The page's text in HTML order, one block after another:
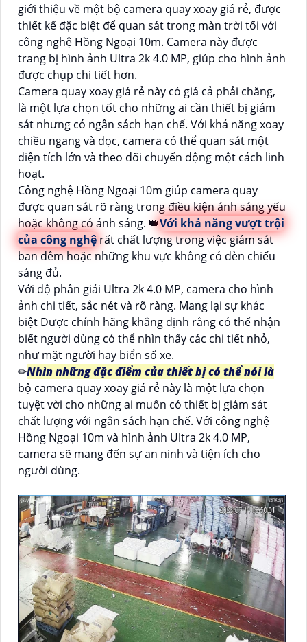
giới thiệu về một bộ camera quay xoay giá rẻ, được
thiết kế đặc biệt để quan sát trong màn trời tối với
công nghệ Hồng Ngoại 10m. Camera này được
trang bị hình ảnh Ultra 2k 4.0 MP, giúp cho hình ảnh
được chụp chi tiết hơn.
Camera quay xoay giá rẻ này có giá cả phải chăng,
là một lựa chọn tốt cho những ai cần thiết bị giám
sát nhưng có ngân sách hạn chế. Với khả năng xoay
chiều ngang và dọc, camera có thể quan sát một
diện tích lớn và theo dõi chuyển động một cách linh
hoạt.
Công nghệ Hồng Ngoại 10m giúp camera quay
được quan sát rõ ràng trong điều kiện ánh sáng yếu
hoặc không có ánh sáng. 👑Với khả năng vượt trội
của công nghệ rất chất lượng trong việc giám sát
ban đêm hoặc những khu vực không có đèn chiếu
sáng đủ.
Với độ phân giải Ultra 2k 4.0 MP, camera cho hình
ảnh chi tiết, sắc nét và rõ ràng. Mang lại sự khác
biệt Dược chính hãng khẳng định rằng có thể nhận
biết người dùng có thể nhìn thấy các chi tiết nhỏ,
như mặt người hay biển số xe.
✏Nhìn những đặc điểm của thiết bị có thể nói là
bộ camera quay xoay giá rẻ này là một lựa chọn
tuyệt vời cho những ai muốn có thiết bị giám sát
chất lượng với ngân sách hạn chế. Với công nghệ
Hồng Ngoại 10m và hình ảnh Ultra 2k 4.0 MP,
camera sẽ mang đến sự an ninh và tiện ích cho
người dùng.